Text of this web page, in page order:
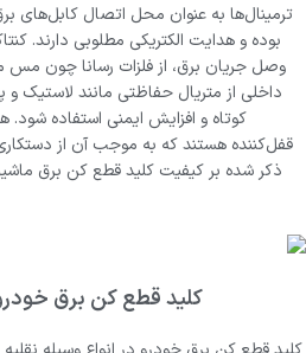
ترمینال‌ها به عنوان محل اتصال
بوده و هدایت الکتریکی مطلوبی دارند.
وصل جریان برق، از فلزات رسانا چون مس
داخلی از متریال حفاظتی مانند لاستیک و
کوتاه و افزایش ایمنی استفاده
قفل‌کننده هستند که به موجب آن از
ذکر شده بر کیفیت کلید قطع کن برق
کلید قطع کن برق